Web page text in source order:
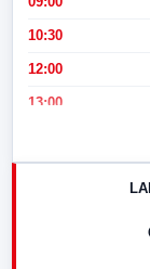
10:30
12:00
13:00